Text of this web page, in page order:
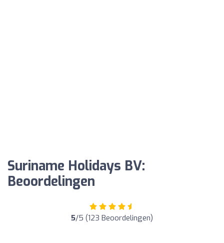
Suriname Holidays BV:
Beoordelingen
5/5 (123 Beoordelingen)